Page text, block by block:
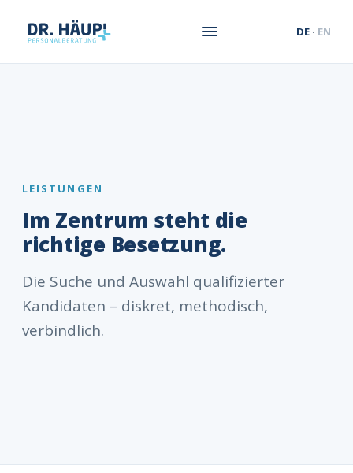
DE· EN
LEISTUNGEN
Im Zentrum steht die
richtige Besetzung.
Die Suche und Auswahl qualifizierter
Kandidaten – diskret, methodisch,
verbindlich.